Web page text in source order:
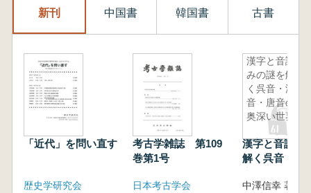
新刊 中国書 韓国書 古書
「近代」を問い直す
歴史学研究会
考古学雑誌 第109
巻第1号
日本考古学会
漢字と音読
みの謎を解
く呉音・漢
音・唐音の
奥深い世界
漢字と音読み
解く呉音・漢
中澤信幸 著